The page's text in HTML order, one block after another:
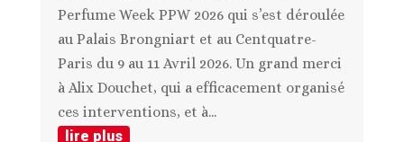
Perfume Week PPW 2026 qui s’est déroulée
au Palais Brongniart et au Centquatre-
Paris du 9 au 11 Avril 2026. Un grand merci
à Alix Douchet, qui a efficacement organisé
ces interventions, et à...
lire plus